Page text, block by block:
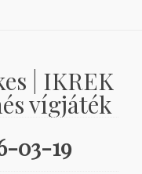
| IKREK
vígjáték
03-19